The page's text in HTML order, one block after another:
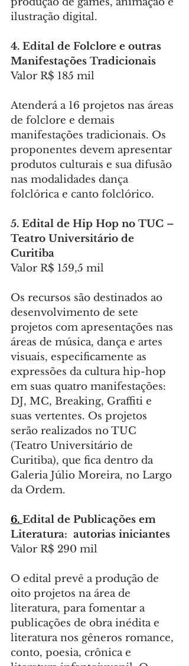
ilustração digital.
4. Edital de Folclore e outras
Manifestações Tradicionais
Valor R$ 185 mil
Atenderá a 16 projetos nas áreas
de folclore e demais
manifestações tradicionais. Os
proponentes devem apresentar
produtos culturais e sua difusão
nas modalidades dança
folclórica e canto folclórico.
5. Edital de Hip Hop no TUC –
Teatro Universitário de
Curitiba
Valor R$ 159,5 mil
Os recursos são destinados ao
desenvolvimento de sete
projetos com apresentações nas
áreas de música, dança e artes
visuais, especificamente as
expressões da cultura hip-hop
em suas quatro manifestações:
DJ, MC, Breaking, Graffiti e
suas vertentes. Os projetos
serão realizados no TUC
(Teatro Universitário de
Curitiba), que fica dentro da
Galeria Júlio Moreira, no Largo
da Ordem.
6. Edital de Publicações em
Literatura:  autorias iniciantes
Valor R$ 290 mil
O edital prevê a produção de
oito projetos na área de
literatura, para fomentar a
publicações de obra inédita e
literatura nos gêneros romance,
conto, poesia, crônica e